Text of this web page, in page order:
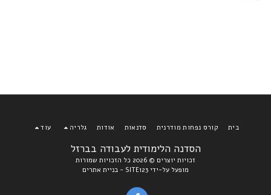
הסדנה הלימודית לעבודה בברזל
זכויות יוצרים © 2026 כל הזכויות שמורות
מופעל על-ידי SITE123
- בניית אתרים
בית קורס נפחות מודרנית סדנאות אודות גלריה עוד